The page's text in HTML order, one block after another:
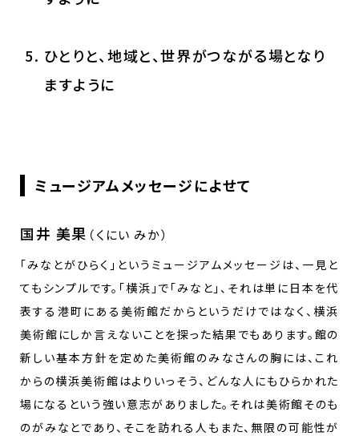
ひとりと、地域と、世界がつながる場となり
ますように
ミュージアムメッセージによせて
国井 美果 （くにい みか）
「みなとがひらく」というミュージアムメッセージは、一見と
てもシンプルです。「横浜」で「みなと」、それは単に日本を代
表する港町にある美術館だからというだけではなく、横浜
美術館にしか言えないことを探った結果でもあります。館の
新しい基本方針を定めた美術館のみなさんの胸には、これ
からの横浜美術館はよりいっそう、どんな人にもひらかれた
場になるという強い意志がありました。それは美術館そのも
のがみなとであり、そこを訪れる人もまた、無限の可能性が